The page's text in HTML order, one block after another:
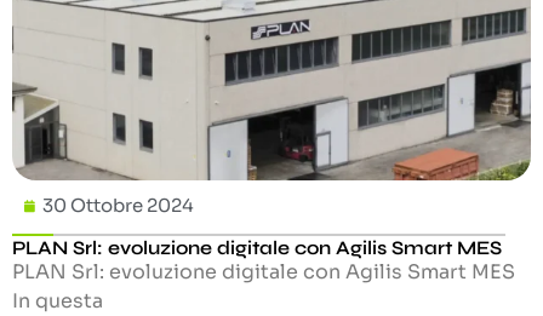
30 Ottobre 2024
PLAN Srl: evoluzione digitale con Agilis Smart MES
PLAN Srl: evoluzione digitale con Agilis Smart MES
In questa